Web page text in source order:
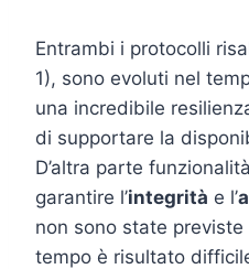
Entrambi i protocolli
1), sono evoluti nel
una incredibile
di supportare la
D’altra parte
garantire l’integrità e l’
non sono state
tempo è risultato